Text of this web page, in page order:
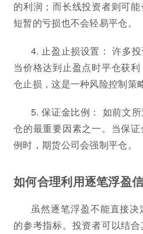
的利润；而长线投资者则可
短暂的亏损也不会轻易平仓。
4. 止盈止损设置： 许多
当价格达到止盈点时平仓获
仓止损，这是一种风险控制策略
5. 保证金比例： 如前文
仓的最重要因素之一。当保
例时，期货公司会强制平仓。
如何合理利用逐笔浮盈
虽然逐笔浮盈不能直接
的参考指标。投资者可以结